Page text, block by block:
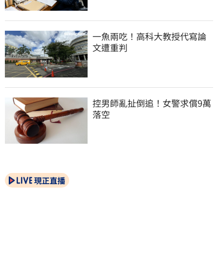
一魚兩吃！高科大教授代寫論
文遭重判
控男師亂扯倒追！女警求償9萬
落空
現正直播